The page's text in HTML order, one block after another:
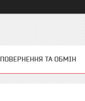
ПОВЕРНЕННЯ ТА ОБМІН